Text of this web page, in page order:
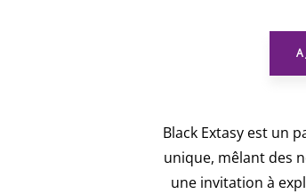
Black Extasy est un
unique, mêlant des
une invitation à